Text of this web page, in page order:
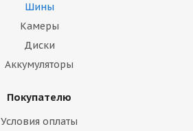
Шины
Камеры
Диски
Аккумуляторы
Покупателю
Условия оплаты